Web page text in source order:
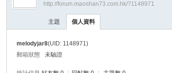
›
http://forum.maoshan73.com.hk/?1148971
主題 個人資料
melodyjar8(UID: 1148971)
郵箱狀態
未驗證